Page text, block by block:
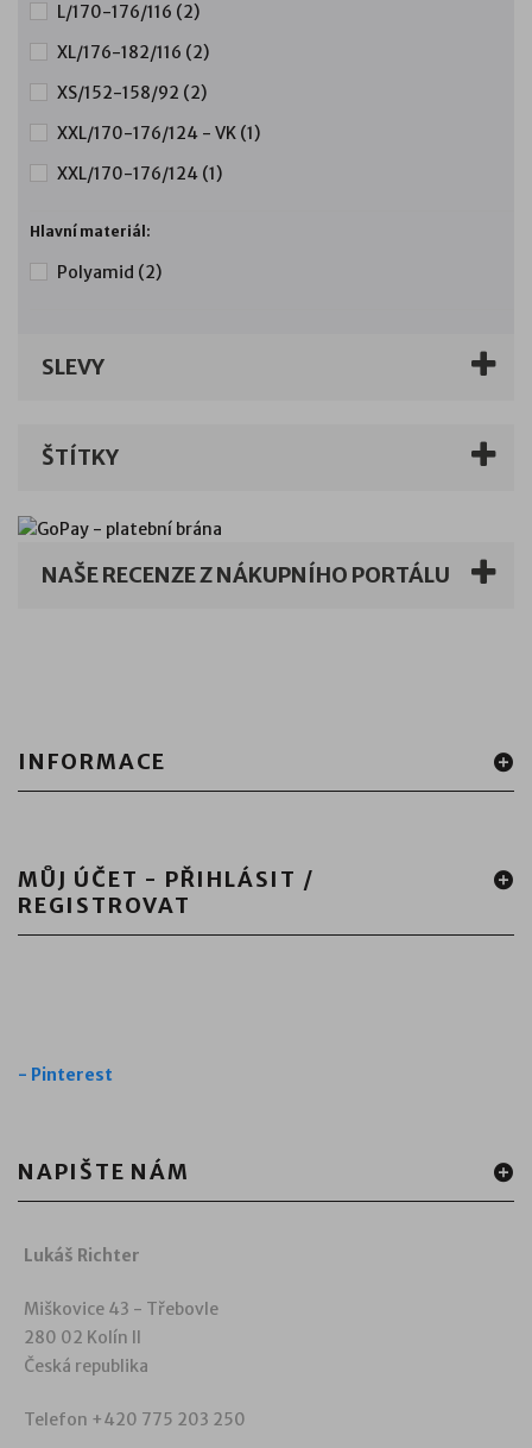
L/170-176/116 (2)
XL/176-182/116 (2)
XS/152-158/92 (2)
XXL/170-176/124 - VK (1)
XXL/170-176/124 (1)
Hlavní materiál:
Polyamid (2)
SLEVY
ŠTÍTKY
NAŠE RECENZE Z NÁKUPNÍHO PORTÁLU
INFORMACE
MŮJ ÚČET - PŘIHLÁSIT /
REGISTROVAT
- Pinterest
NAPIŠTE NÁM
Lukáš Richter
Miškovice 43 - Třebovle
280 02 Kolín II
Česká republika
Telefon +420 775 203 250